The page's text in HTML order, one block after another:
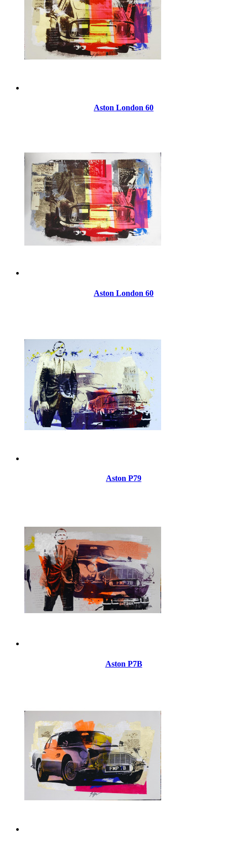
Aston London 60
Aston London 60
Aston P79
Aston P7B